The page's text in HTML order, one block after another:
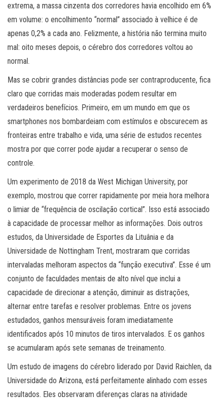
extrema, a massa cinzenta dos corredores havia encolhido em 6%
em volume: o encolhimento “normal” associado à velhice é de
apenas 0,2% a cada ano. Felizmente, a história não termina muito
mal: oito meses depois, o cérebro dos corredores voltou ao
normal.
Mas se cobrir grandes distâncias pode ser contraproducente, fica
claro que corridas mais moderadas podem resultar em
verdadeiros benefícios. Primeiro, em um mundo em que os
smartphones nos bombardeiam com estímulos e obscurecem as
fronteiras entre trabalho e vida, uma série de estudos recentes
mostra por que correr pode ajudar a recuperar o senso de
controle.
Um experimento de 2018 da West Michigan University, por
exemplo, mostrou que correr rapidamente por meia hora melhora
o limiar de “frequência de oscilação cortical”. Isso está associado
à capacidade de processar melhor as informações. Dois outros
estudos, da Universidade de Esportes da Lituânia e da
Universidade de Nottingham Trent, mostraram que corridas
intervaladas melhoram aspectos da “função executiva”. Esse é um
conjunto de faculdades mentais de alto nível que inclui a
capacidade de direcionar a atenção, diminuir as distrações,
alternar entre tarefas e resolver problemas. Entre os jovens
estudados, ganhos mensuráveis ​​foram imediatamente
identificados após 10 minutos de tiros intervalados. E os ganhos
se acumularam após sete semanas de treinamento.
Um estudo de imagens do cérebro liderado por David Raichlen, da
Universidade do Arizona, está perfeitamente alinhado com esses
resultados. Eles observaram diferenças claras na atividade